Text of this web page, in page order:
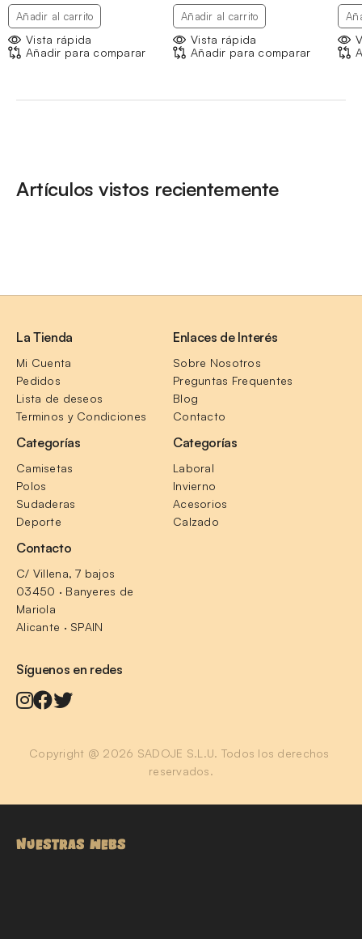
Añadir al carrito
Vista rápida
Añadir para comparar
hasta
4,71 €
Añadir al carrito
Vista rápida
Añadir para comparar
Artículos vistos recientemente
La Tienda
Mi Cuenta
Pedidos
Lista de deseos
Terminos y Condiciones
Enlaces de Interés
Sobre Nosotros
Preguntas Frequentes
Blog
Contacto
Categorías
Camisetas
Polos
Sudaderas
Deporte
Categorías
Laboral
Invierno
Acesorios
Calzado
Contacto
C/ Villena, 7 bajos
03450 · Banyeres de
Mariola
Alicante · SPAIN
Síguenos en redes
Copyright @ 2026 SADOJE S.L.U. Todos los derechos
reservados.
NUESTRAS WEBS